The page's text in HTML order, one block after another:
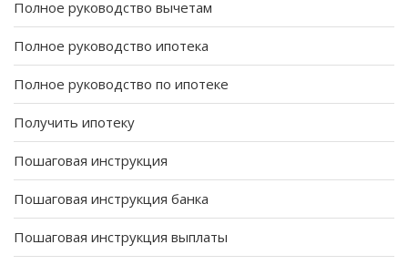
Полное руководство вычетам
Полное руководство ипотека
Полное руководство по ипотеке
Получить ипотеку
Пошаговая инструкция
Пошаговая инструкция банка
Пошаговая инструкция выплаты